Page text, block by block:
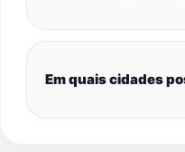
Em quais cidades